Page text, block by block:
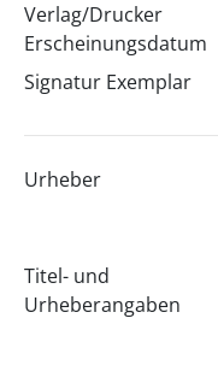
Verlag/Drucker
Erscheinungsdatum
Signatur Exemplar
Urheber
Titel- und
Urheberangaben